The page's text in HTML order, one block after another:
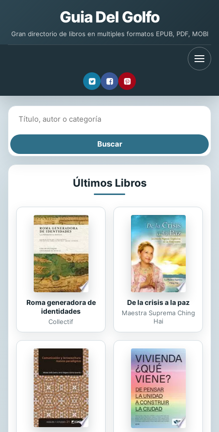
Guia Del Golfo
Gran directorio de libros en multiples formatos EPUB, PDF, MOBI
Últimos Libros
Roma generadora de
identidades
Collectif
De la crisis a la paz
Maestra Suprema Ching
Hai